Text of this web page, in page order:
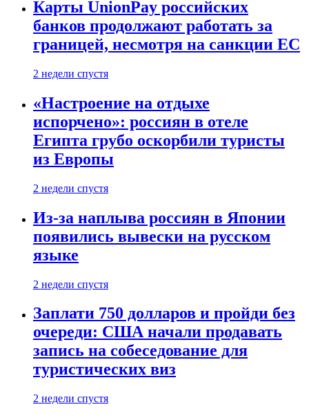
Карты UnionPay российских
банков продолжают работать за
границей, несмотря на санкции ЕС
2 недели спустя
«Настроение на отдыхе
испорчено»: россиян в отеле
Египта грубо оскорбили туристы
из Европы
2 недели спустя
Из-за наплыва россиян в Японии
появились вывески на русском
языке
2 недели спустя
Заплати 750 долларов и пройди без
очереди: США начали продавать
запись на собеседование для
туристических виз
2 недели спустя